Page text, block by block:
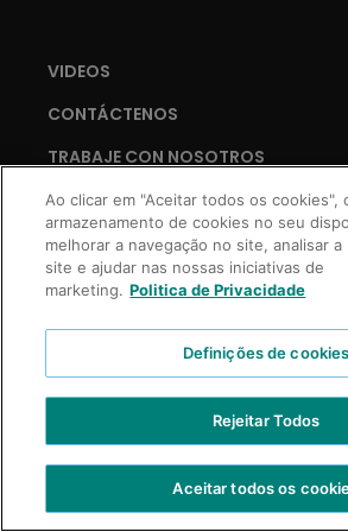
VIDEOS
CONTÁCTENOS
TRABAJE CON NOSOTROS
Copyright © 2021 Truss Professional | Todos los
Desarrollo Prospecta Digital
Ao clicar em "Aceitar todos os cookies",
armazenamento de cookies no seu
melhorar a navegação no site, analisar a
site e ajudar nas nossas iniciativas de
marketing. Politica de Privacidade
Definições de cookies
Rejeitar Todos
Aceitar todos os